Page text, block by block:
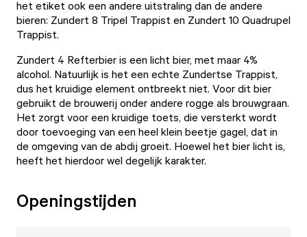
het etiket ook een andere uitstraling dan de andere
bieren: Zundert 8 Tripel Trappist en Zundert 10 Quadrupel
Trappist.
Zundert 4 Refterbier is een licht bier, met maar 4%
alcohol. Natuurlijk is het een echte Zundertse Trappist,
dus het kruidige element ontbreekt niet. Voor dit bier
gebruikt de brouwerij onder andere rogge als brouwgraan.
Het zorgt voor een kruidige toets, die versterkt wordt
door toevoeging van een heel klein beetje gagel, dat in
de omgeving van de abdij groeit. Hoewel het bier licht is,
heeft het hierdoor wel degelijk karakter.
Openingstijden